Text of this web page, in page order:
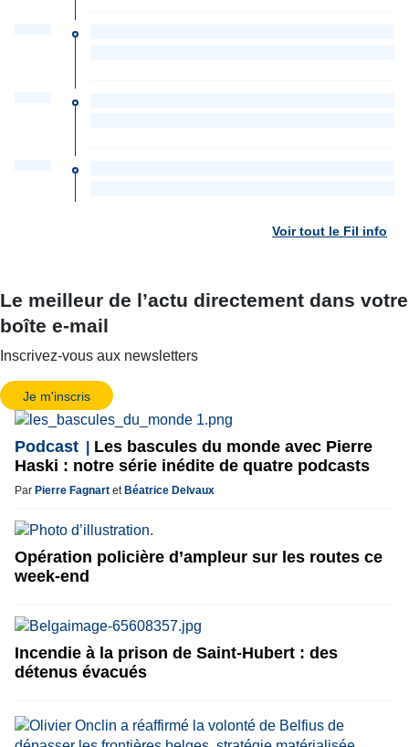
Voir tout le Fil info
Le meilleur de l’actu directement dans votre
boîte e-mail
Inscrivez-vous aux newsletters
Je m'inscris
Podcast
Les bascules du monde avec Pierre
Haski : notre série inédite de quatre podcasts
Par Pierre Fagnart et Béatrice Delvaux
Opération policière d’ampleur sur les routes ce
week-end
Incendie à la prison de Saint-Hubert : des
détenus évacués